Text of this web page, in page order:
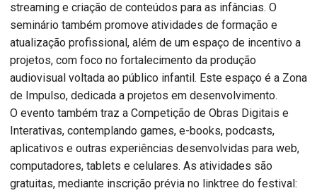
streaming e criação de conteúdos para as infâncias. O
seminário também promove atividades de formação e
atualização profissional, além de um espaço de incentivo a
projetos, com foco no fortalecimento da produção
audiovisual voltada ao público infantil. Este espaço é a Zona
de Impulso, dedicada a projetos em desenvolvimento.
O evento também traz a Competição de Obras Digitais e
Interativas, contemplando games, e-books, podcasts,
aplicativos e outras experiências desenvolvidas para web,
computadores, tablets e celulares. As atividades são
gratuitas, mediante inscrição prévia no linktree do festival: